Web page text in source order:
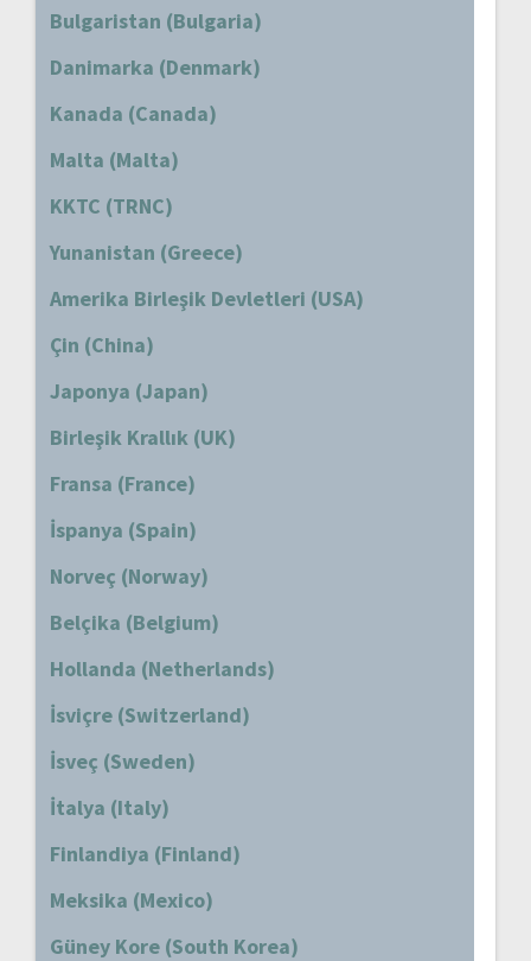
Bulgaristan (Bulgaria)
Danimarka (Denmark)
Kanada (Canada)
Malta (Malta)
KKTC (TRNC)
Yunanistan (Greece)
Amerika Birleşik Devletleri (USA)
Çin (China)
Japonya (Japan)
Birleşik Krallık (UK)
Fransa (France)
İspanya (Spain)
Norveç (Norway)
Belçika (Belgium)
Hollanda (Netherlands)
İsviçre (Switzerland)
İsveç (Sweden)
İtalya (Italy)
Finlandiya (Finland)
Meksika (Mexico)
Güney Kore (South Korea)